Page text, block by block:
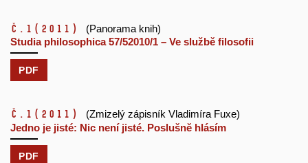
č.1 (2011)
(Panorama knih)
Studia philosophica 57/52010/1 – Ve službě filosofii
PDF
č.1 (2011)
(Zmizelý zápisník Vladimíra Fuxe)
Jedno je jisté: Nic není jisté. Poslušně hlásím
PDF